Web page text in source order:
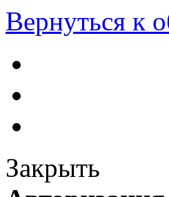
Вернуться к
Закрыть